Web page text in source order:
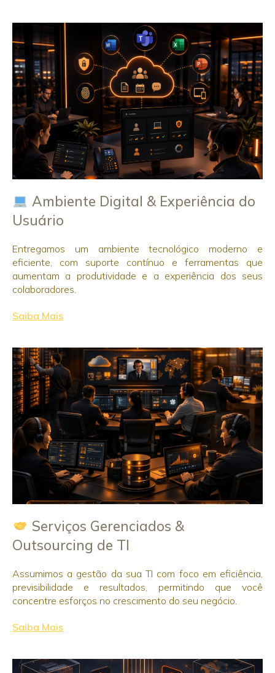
Ambiente Digital & Experiência do
Usuário
Entregamos um ambiente tecnológico moderno e
eficiente, com suporte contínuo e ferramentas que
aumentam a produtividade e a experiência dos seus
colaboradores.
Saiba Mais
Serviços Gerenciados &
Outsourcing de TI
Assumimos a gestão da sua TI com foco em eficiência,
previsibilidade e resultados, permitindo que você
concentre esforços no crescimento do seu negócio.
Saiba Mais